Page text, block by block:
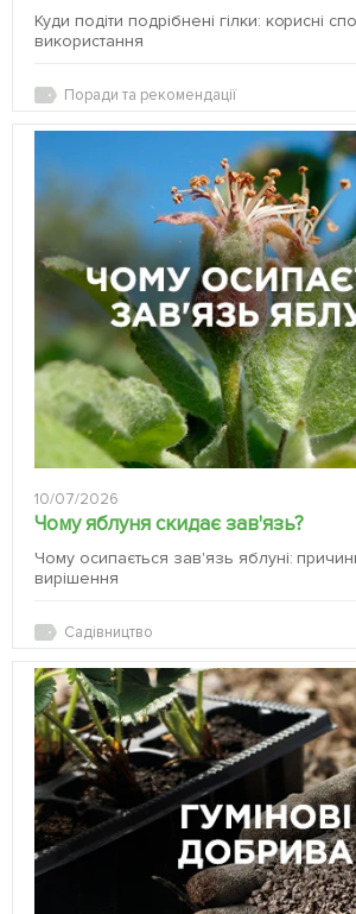
Куди подіти подрібнені гілки: корисні
використання
Поради та рекомендації
10/07/2026
Чому яблуня скидає зав'язь?
Чому осипається зав'язь яблуні:
вирішення
Садівництво